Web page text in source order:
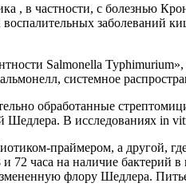
, в частности, с болезнью
заболеваний
Salmonella Typhimurium»,
системное
обработанные
В исследованиях in
праймером, а другой,
72 часа на наличие
флору Шедлера.